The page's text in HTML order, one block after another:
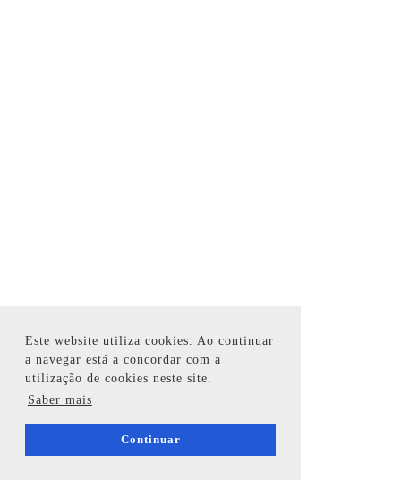
Este website utiliza cookies. Ao continuar
a navegar está a concordar com a
utilização de cookies neste site.
Saber mais
Continuar